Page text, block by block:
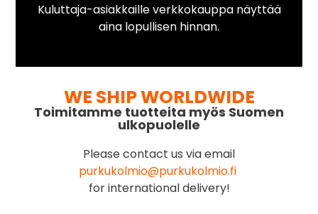
Kuluttaja-asiakkaille verkkokauppa näyttää
aina lopullisen hinnan.
WE SHIP WORLDWIDE
Toimitamme tuotteita myös Suomen
ulkopuolelle
Please contact us via email
purkukolmio@purkukolmio.fi
for international delivery!